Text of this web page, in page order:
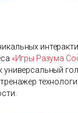
«Игры Разума
универсальный